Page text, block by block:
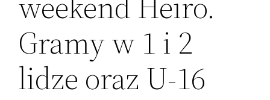
Gramy w 1 i 2
lidze oraz U-16